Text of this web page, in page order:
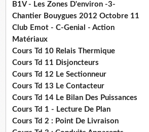
B1V - Les Zones D'environ -3-
Chantier Bouygues 2012 Octobre 11
Club Emot - C-Genial - Action
Matériaux
Cours Td 10 Relais Thermique
Cours Td 11 Disjoncteurs
Cours Td 12 Le Sectionneur
Cours Td 13 Le Contacteur
Cours Td 14 Le Bilan Des Puissances
Cours Td 1 - Lecture De Plan
Cours Td 2 : Point De Livraison